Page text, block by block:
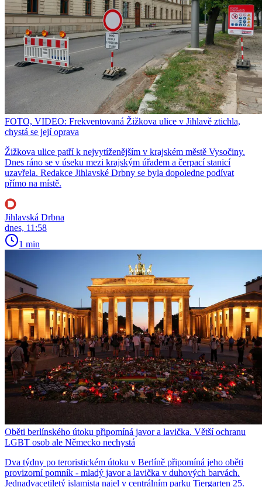
FOTO, VIDEO: Frekventovaná Žižkova ulice v Jihlavě ztichla,
chystá se její oprava
Žižkova ulice patří k nejvytíženějším v krajském městě Vysočiny.
Dnes ráno se v úseku mezi krajským úřadem a čerpací stanicí
uzavřela. Redakce Jihlavské Drbny se byla dopoledne podívat
přímo na místě.
Jihlavská Drbna
dnes, 11:58
1 min
Oběti berlínského útoku připomíná javor a lavička. Větší ochranu
LGBT osob ale Německo nechystá
Dva týdny po teroristickém útoku v Berlíně připomíná jeho oběti
provizorní pomník - mladý javor a lavička v duhových barvách.
Jednadvacetiletý islamista najel v centrálním parku Tiergarten 25.